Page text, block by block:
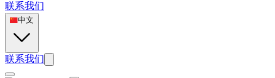
联系我们
中文
联系我们